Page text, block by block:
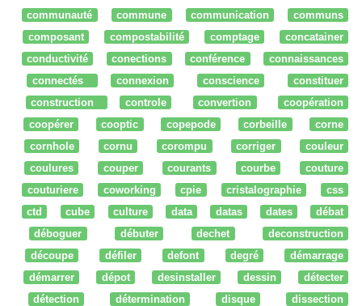
communauté
commune communication
communs
composant
compostabilité comptage
concatainer
conductivité
conections conférence
connaissances
connectés
connexion conscience
constituer
construction
controle convertion
coopération
coopérer
cooptic copepode corbeille
corne
cornhole
cornu corompu corriger
couleur
coulures
couper courants courbe
couture
couturiere
coworking cpie cristalographie
css
ctd
cube culture data datas dates
débat
déboguer
débuter dechet
deconstruction
découpe
défiler defont degré
démarrage
démarrer
dépot desinstaller dessin
détecter
détection
détermination disque
dissection